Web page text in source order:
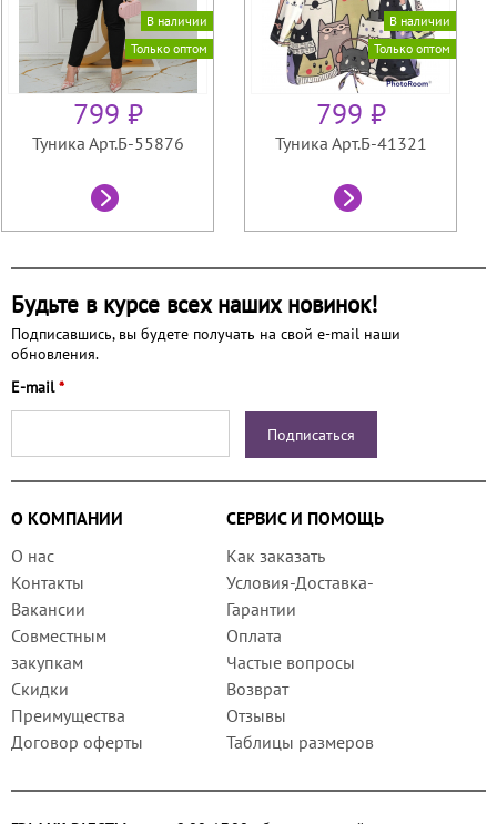
В наличии
Только оптом
799 ₽
Туника Арт.Б-55876
В наличии
Только оптом
799 ₽
Туника Арт.Б-41321
Будьте в курсе всех наших новинок!
Подписавшись, вы будете получать на свой e-mail наши
обновления.
E-mail*
О КОМПАНИИ
СЕРВИС И ПОМОЩЬ
О нас
Контакты
Вакансии
Совместным
закупкам
Скидки
Преимущества
Договор оферты
Как заказать
Условия-Доставка-
Гарантии
Оплата
Частые вопросы
Возврат
Отзывы
Таблицы размеров